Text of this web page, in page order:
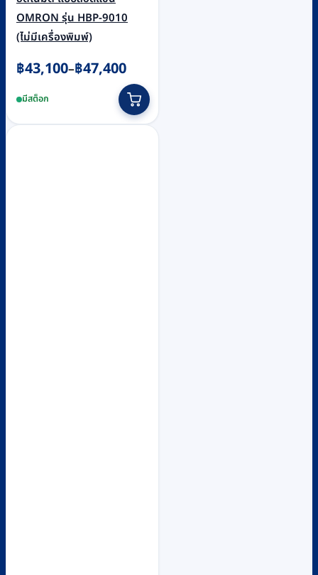
OMRON รุ่น HBP-9010
(ไม่มีเครื่องพิมพ์)
฿43,100–฿47,400
Price
฿43,100
through
มีสต็อก
product
has